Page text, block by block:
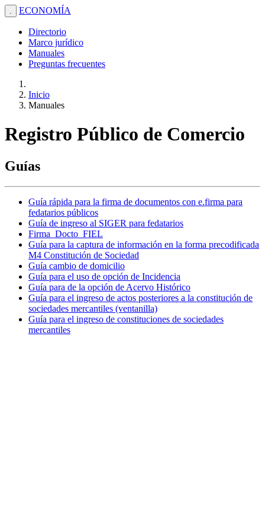
. ECONOMÍA
Directorio
Marco jurídico
Manuales
Preguntas frecuentes
Inicio
Manuales
Registro Público de Comercio
Guías
Guía rápida para la firma de documentos con e.firma para
fedatarios públicos
Guía de ingreso al SIGER para fedatarios
Firma_Docto_FIEL
Guía para la captura de información en la forma precodificada
M4 Constitución de Sociedad
Guía cambio de domicilio
Guía para el uso de opción de Incidencia
Guía para de la opción de Acervo Histórico
Guía para el ingreso de actos posteriores a la constitución de
sociedades mercantiles (ventanilla)
Guía para el ingreso de constituciones de sociedades
mercantiles